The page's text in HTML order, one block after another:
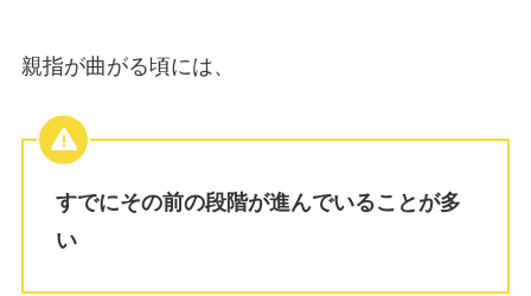
親指が曲がる頃には、
すでにその前の段階が進んでいることが多
い